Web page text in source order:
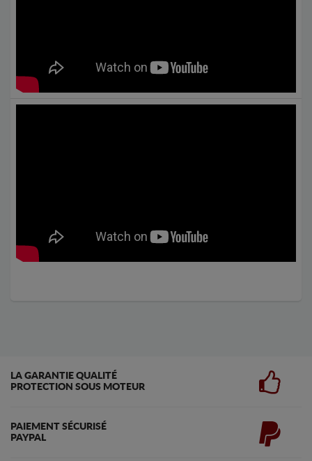
LA GARANTIE QUALITÉ
PROTECTION SOUS MOTEUR
PAIEMENT SÉCURISÉ
PAYPAL